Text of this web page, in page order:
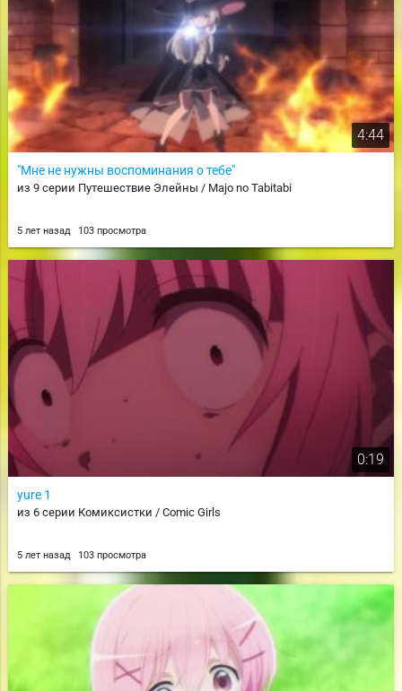
4:44
"Мне не нужны воспоминания о тебе"
из 9 серии Путешествие Элейны / Majo no Tabitabi
5 лет назад 103 просмотра
0:19
yure 1
из 6 серии Комиксистки / Comic Girls
5 лет назад 103 просмотра